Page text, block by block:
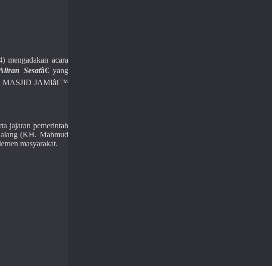
acara
Sesatâ€yang
MASJID JAMIâ€™
jajaran pemerintah
(KH. Mahmud
masyarakat.